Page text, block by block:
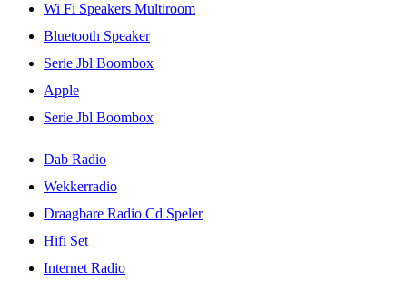
Wi Fi Speakers Multiroom
Bluetooth Speaker
Serie Jbl Boombox
Apple
Serie Jbl Boombox
Dab Radio
Wekkerradio
Draagbare Radio Cd Speler
Hifi Set
Internet Radio